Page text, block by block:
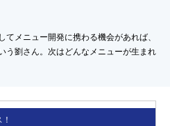
てメニュー開発に携わる機会があれば、
う劉さん。次はどんなメニューが生まれ